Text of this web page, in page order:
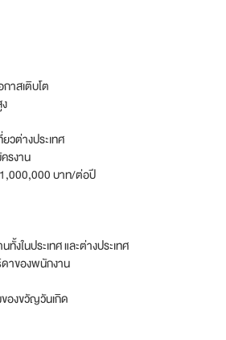
าสเติบโต
วต่างประเทศ
รงาน
บาท/ต่อปี
ในประเทศ และต่างประเทศ
าของพนักงาน
องขวัญวันเกิด